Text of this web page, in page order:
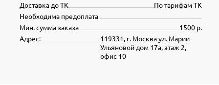
По тарифам ТК
Доставка до ТК
Необходима предоплата
1500 р.
Мин. сумма заказа
119331, г. Москва ул. Марии
Ульяновой дом 17а, этаж 2,
офис 10
Адрес: